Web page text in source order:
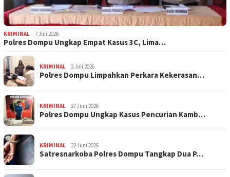
KRIMINAL 7 Juli 2026
Polres Dompu Ungkap Empat Kasus 3C, Lima…
KRIMINAL 2 Juli 2026
Polres Dompu Limpahkan Perkara Kekerasan…
KRIMINAL 27 Juni 2026
Polres Dompu Ungkap Kasus Pencurian Kamb…
KRIMINAL 22 Juni 2026
Satresnarkoba Polres Dompu Tangkap Dua P…